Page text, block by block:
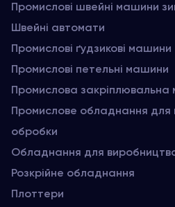
Промислові швейні машини
Швейні автомати
Промислові ґудзикові машини
Промислові петельні машини
Промислова
Промислове обладнання для
обробки
Обладнання для
Розкрійне обладнання
Плоттери